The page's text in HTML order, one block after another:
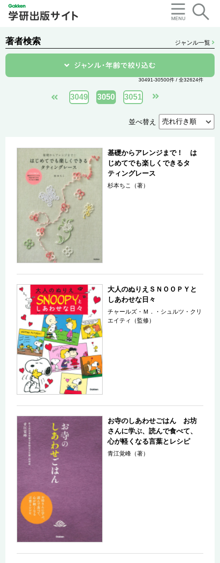
著者検索 ジャンル一覧
30491-30500件 / 全32624件
3049 3050 3051
並べ替え
基礎からアレンジまで！ は
じめてでも楽しくできるタ
ティングレース
杉本ちこ（著）
大人のぬりえＳＮＯＯＰＹと
しあわせな日々
チャールズ・Ｍ．・シュルツ・クリ
エイティ（監修）
お寺のしあわせごはん お坊
さんに学ぶ、読んで食べて、
心が軽くなる言葉とレシピ
青江覚峰（著）